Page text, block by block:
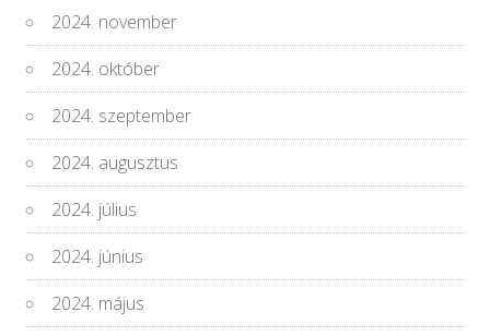
2024. november
2024. október
2024. szeptember
2024. augusztus
2024. július
2024. június
2024. május